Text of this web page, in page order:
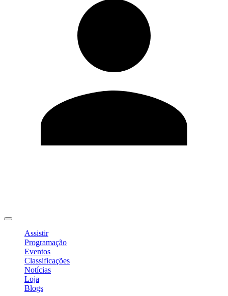
Assistir
Programação
Eventos
Classificações
Notícias
Loja
Blogs